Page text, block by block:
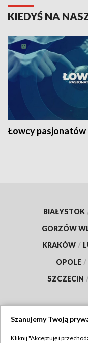
KIEDYŚ NA
Łowcy pasjonatów
BIAŁYSTOK
GORZÓW
KRAKÓW /
OPOLE /
SZCZECIN
Szanujemy Twoją
Kliknij "Akceptuję i